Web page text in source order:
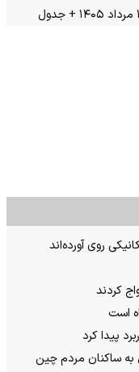
روی آورده‌اند
کردند
است
پیدا کرد